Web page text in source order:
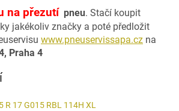
na přezutí pneu. Stačí koupit
jakékoliv značky a poté předložit
www.pneuservissapa.cz na
, Praha 4
R 17 G015 RBL 114H XL